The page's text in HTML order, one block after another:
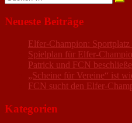
nach:
Neueste Beiträge
Elfer-Champion:
Spielplan für Elfer-
Patrick und FCN
„Scheine für Vereine“ ist
FCN sucht den Elfer-
Kategorien